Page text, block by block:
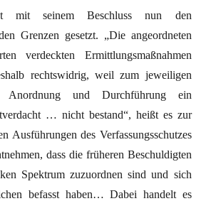
mit seinem Beschluss nun den
Grenzen gesetzt. „Die angeordneten
verdeckten Ermittlungsmaßnahmen
rechtswidrig, weil zum jeweiligen
Anordnung und Durchführung ein
… nicht bestand“, heißt es zur
Ausführungen des Verfassungsschutzes
dass die früheren Beschuldigten
Spektrum zuzuordnen sind und sich
befasst haben… Dabei handelt es